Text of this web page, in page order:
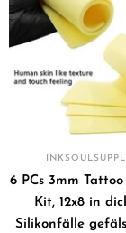
6 PCs 3mm
Kit, 12x8 in
Silikonfälle